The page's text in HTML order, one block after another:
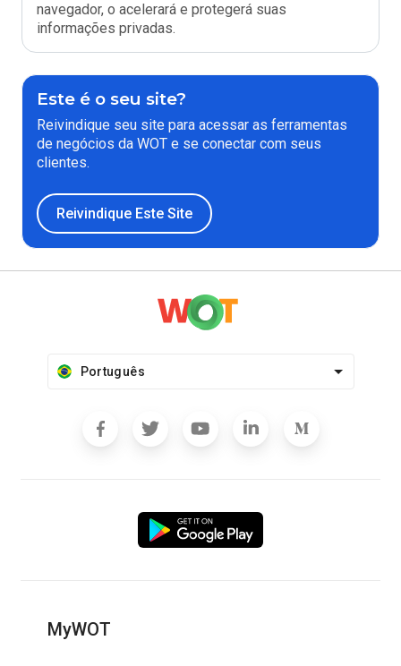
navegador, o acelerará e protegerá suas
informações privadas.
Este é o seu site?
Reivindique seu site para acessar as ferramentas
de negócios da WOT e se conectar com seus
clientes.
Reivindique Este Site
Português
MyWOT